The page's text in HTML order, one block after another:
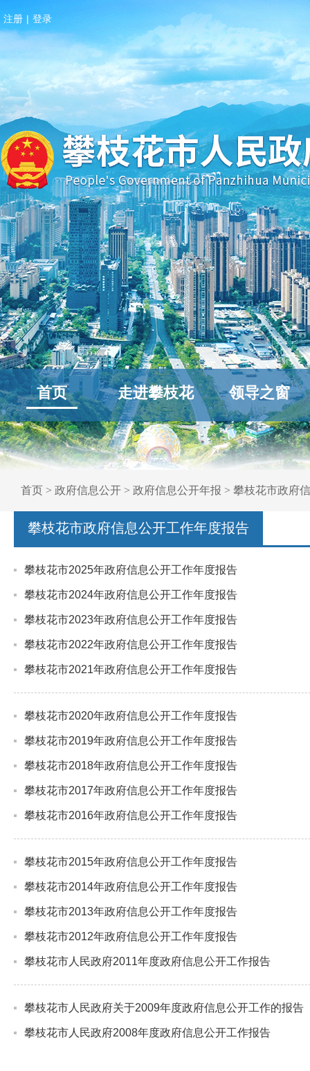
注册 | 登录
首页 走进攀枝花 领导之窗
首页 > 政府信息公开 > 政府信息公开年报 > 攀枝花市政府
攀枝花市政府信息公开工作年度报告
攀枝花市2025年政府信息公开工作年度报告
攀枝花市2024年政府信息公开工作年度报告
攀枝花市2023年政府信息公开工作年度报告
攀枝花市2022年政府信息公开工作年度报告
攀枝花市2021年政府信息公开工作年度报告
攀枝花市2020年政府信息公开工作年度报告
攀枝花市2019年政府信息公开工作年度报告
攀枝花市2018年政府信息公开工作年度报告
攀枝花市2017年政府信息公开工作年度报告
攀枝花市2016年政府信息公开工作年度报告
攀枝花市2015年政府信息公开工作年度报告
攀枝花市2014年政府信息公开工作年度报告
攀枝花市2013年政府信息公开工作年度报告
攀枝花市2012年政府信息公开工作年度报告
攀枝花市人民政府2011年度政府信息公开工作报告
攀枝花市人民政府关于2009年度政府信息公开工作的报告
攀枝花市人民政府2008年度政府信息公开工作报告